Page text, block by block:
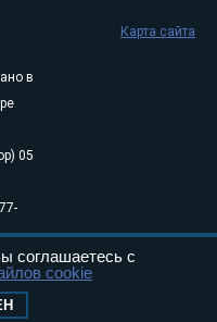
в
05
Карта сайта
соглашаетесь с
cookie